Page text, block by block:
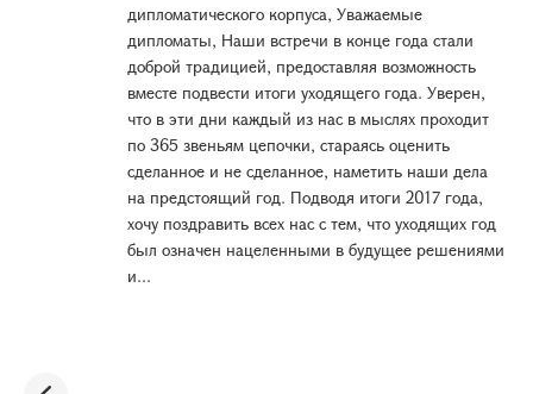
дипломатического корпуса, Уважаемые
дипломаты, Наши встречи в конце года стали
доброй традицией, предоставляя возможность
вместе подвести итоги уходящего года. Уверен,
что в эти дни каждый из нас в мыслях проходит
по 365 звеньям цепочки, стараясь оценить
сделанное и не сделанное, наметить наши дела
на предстоящий год. Подводя итоги 2017 года,
хочу поздравить всех нас с тем, что уходящих год
был означен нацеленными в будущее решениями
и...